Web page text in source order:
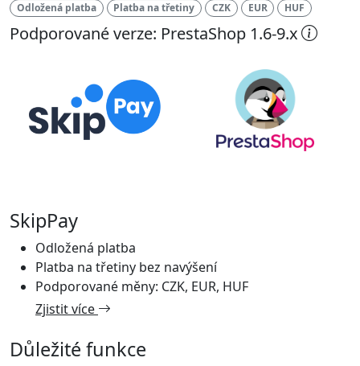
Odložená platba Platba na třetiny CZK EUR HUF
Podporované verze: PrestaShop 1.6-9.x
SkipPay
Odložená platba
Platba na třetiny bez navýšení
Podporované měny: CZK, EUR, HUF
Zjistit více
Důležité funkce